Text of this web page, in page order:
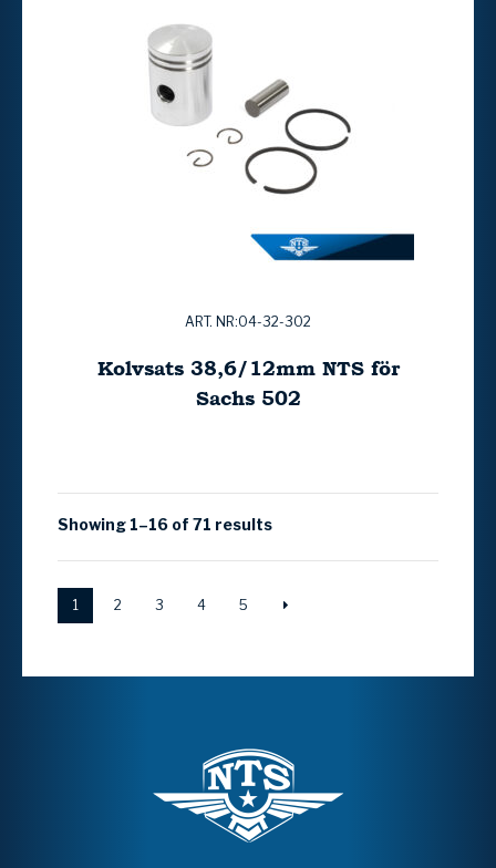
ART. NR:04-32-302
Kolvsats 38,6/12mm NTS för
Sachs 502
Showing 1–16 of 71 results
1 2 3 4 5